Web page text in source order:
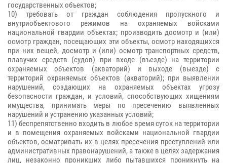
государственных объектов;
10) требовать от граждан соблюдения пропускного и
внутриобъектового режимов на охраняемых войсками
национальной гвардии объектах; производить досмотр и (или)
осмотр граждан, посещающих эти объекты, осмотр находящихся
при них вещей, досмотр и (или) осмотр транспортных средств,
плавучих средств (судов) при входе (въезде) на территории
охраняемых объектов (акваторий) и выходе (выезде) с
территорий охраняемых объектов (акваторий); при выявлении
нарушений, создающих на охраняемых объектах угрозу
безопасности граждан, и условий, способствующих хищениям
имущества, принимать меры по пресечению выявленных
нарушений и устранению указанных условий;
11) беспрепятственно входить в любое время суток на территории
и в помещения охраняемых войсками национальной гвардии
объектов, осматривать их в целях пресечения преступлений или
административных правонарушений, а также в целях задержания
лиц, незаконно проникших либо пытавшихся проникнуть на